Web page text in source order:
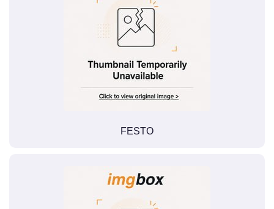
FESTO